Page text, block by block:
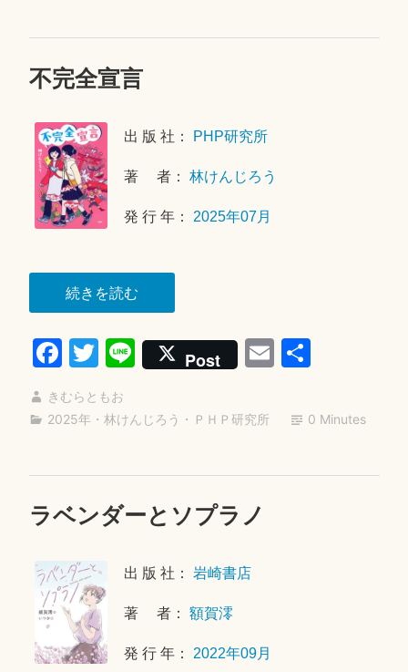
不完全宣言
出 版 社： PHP研究所
著 者：林けんじろう
発 行 年： 2025年07月
続きを読む“不
完
全
宣
Fa
ce
bo
T
wi
tte
Li
ne
Post E
ail
共
きむらともお
2025年 ・ 林けんじろう ・ ＰＨＰ研究所 0 Minutes
ラベンダーとソプラノ
出 版 社：岩崎書店
著 者：額賀澪
発 行 年： 2022年09月